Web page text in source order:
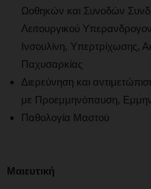
Ωοθηκών και Συνοδών
Λειτουργικού
Ινσουλίνη, Υπερτρίχωσης,
Παχυσαρκίας
Διερεύνηση και
με Προεμμηνόπαυση,
Παθολογία Μαστού
Μαιευτική